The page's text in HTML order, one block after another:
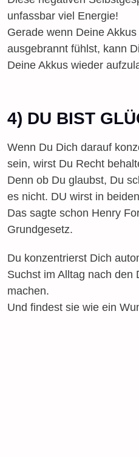
unfassbar viel Energie!
Gerade wenn Deine
ausgebrannt fühlst, kann
Deine Akkus wieder
4) DU BIST
Wenn Du Dich darauf
sein, wirst Du Recht
Denn ob Du glaubst, Du
es nicht. DU wirst in
Das sagte schon Henry
Grundgesetz.
Du konzentrierst Dich
Suchst im Alltag nach den
machen.
Und findest sie wie ein